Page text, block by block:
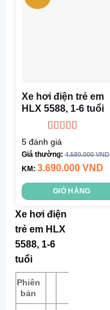
Xe hơi điện trẻ em
HLX 5588, 1-6 tuổi
Được xếp
hạng
sao
5đánh giá
Giá thường:4.580.000VND
KM: 3.690.000 VND
GIỎ HÀNG
Xe hơi điện
trẻ em HLX
5588, 1-6
tuổi
Phiên
bản